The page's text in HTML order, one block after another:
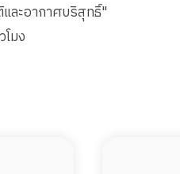
ละอากาศบริสุทธิ์"
มง